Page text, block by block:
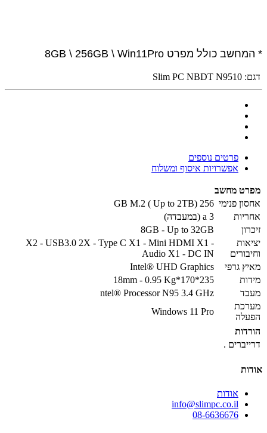
* המחשב כולל מפרט 8GB \ 256GB \ Win11Pro
דגם: Slim PC NBDT N9510
פרטים נוספים
אפשרויות איסוף ומשלוח
מפרט מחשב
אחסון פנימי 256 GB M.2 ( Up to 2TB)
אחריות
3 a (במעבדה)
זיכרון
8GB - Up to 32GB
יציאות
וחיבורים
X2 - USB3.0 2X - Type C X1 - Mini HDMI X1 -
Audio X1 - DC IN
מאיץ גרפי
Intel® UHD Graphics
מידות
235*170*18mm - 0.95 Kg
מעבד
ntel® Processor N95 3.4 GHz
מערכת
הפעלה
Windows 11 Pro
הורדות
דרייברים .
אודות
אודות
info@slimpc.co.il
08-6636676